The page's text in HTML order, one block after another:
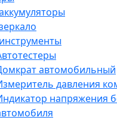
автомобильный
давления
напряжения